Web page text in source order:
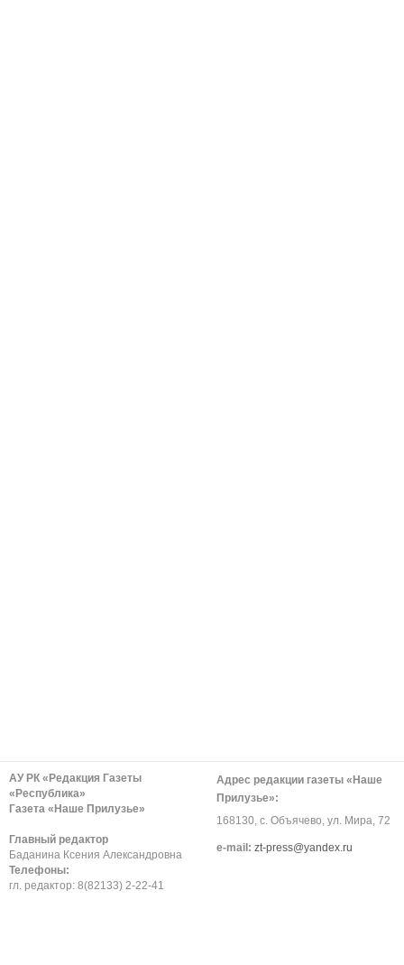
АУ РК «Редакция Газеты
«Республика»
Газета «Наше Прилузье»
Главный редактор
Баданина Ксения Александровна
Телефоны:
гл. редактор: 8(82133) 2-22-41
Адрес редакции газеты «Наше
Прилузье»:
168130, с. Объячево, ул. Мира, 72
е-mail: zt-press@yandex.ru